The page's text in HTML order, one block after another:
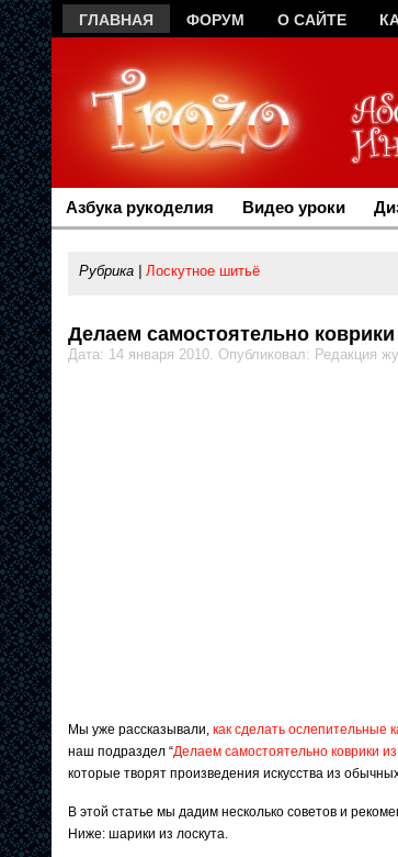
ГЛАВНАЯ ФОРУМ О САЙТЕ
Азбука рукоделия Видео уроки
Рубрика | Лоскутное шитьё
Делаем самостоятельно
Дата: 14 января 2010. Опубликовал: Редакция
Мы уже рассказывали, как сделать ослепительные
наш подраздел “Делаем самостоятельно коврики из
которые творят произведения искусства из
В этой статье мы дадим несколько советов и
Ниже: шарики из лоскута.